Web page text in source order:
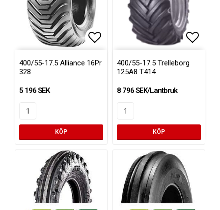
400/55-17.5 Alliance 16Pr
328
5 196 SEK
KÖP
400/55-17.5 Trelleborg
125A8 T414
8 796 SEK/Lantbruk
KÖP